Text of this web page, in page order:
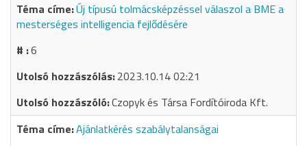
Új típusú tolmácsképzéssel válaszol a BME a
mesterséges intelligencia fejlődésére
6
2023.10.14 02:21
Czopyk és Társa Fordítóiroda Kft.
Ajánlatkérés szabálytalanságai